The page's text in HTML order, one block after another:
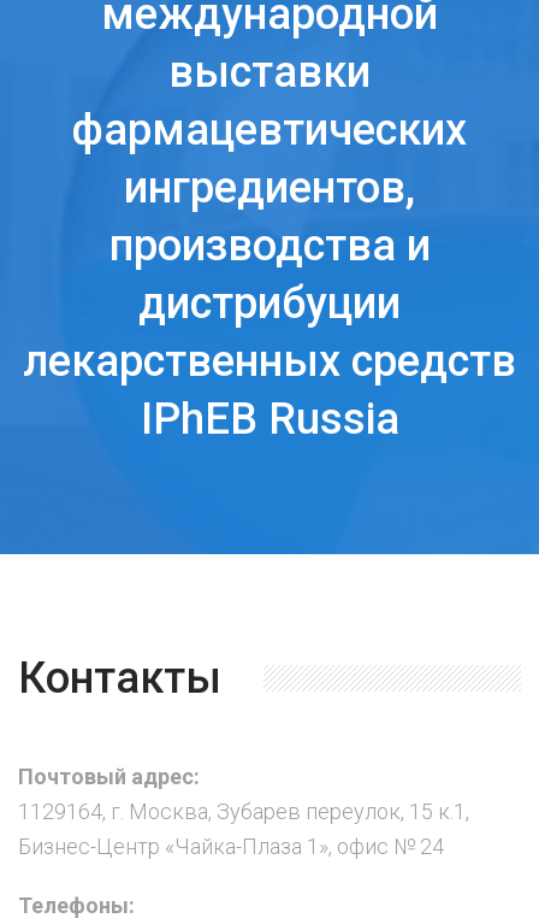
международной
выставки
фармацевтических
ингредиентов,
производства и
дистрибуции
лекарственных средств
IPhEB Russia
Контакты
Почтовый адрес:
1129164, г. Москва, Зубарев переулок, 15 к.1,
Бизнес-Центр «Чайка-Плаза 1», офис № 24
Телефоны: